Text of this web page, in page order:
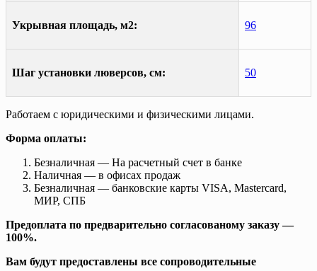
Укрывная площадь, м2: 96
Шаг установки люверсов, см: 50
Работаем с юридическими и физическими лицами.
Форма оплаты:
Безналичная — На расчетный счет в банке
Наличная — в офисах продаж
Безналичная — банковские карты VISA, Mastercard,
МИР, СПБ
Предоплата по предварительно согласованому заказу —
100%.
Вам будут предоставлены все сопроводительные